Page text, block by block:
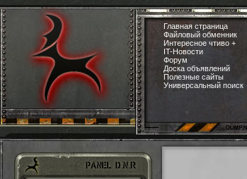
Главная страница
Файловый обменник
Интересное чтиво +
IT-Новости
Форум
Доска объявлений
Полезные сайты
Универсальный поиск